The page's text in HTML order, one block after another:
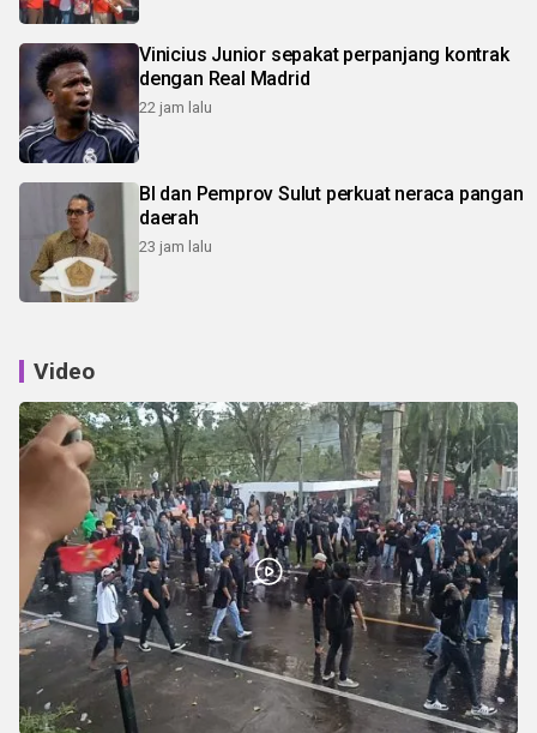
Vinicius Junior sepakat perpanjang kontrak
dengan Real Madrid
22 jam lalu
BI dan Pemprov Sulut perkuat neraca pangan
daerah
23 jam lalu
Video